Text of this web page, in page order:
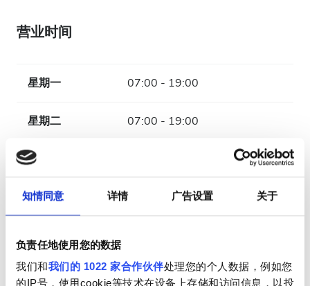
知情同意 详情 广告设置 关于
负责任地使用您的数据
我们和我们的 1022 家合作伙伴处理您的个人数据，例如您
的IP号，使用cookie等技术在设备上存储和访问信息，以投
营业时间
星期一 07:00 - 19:00
星期二 07:00 - 19:00
星期三
星期四 07:00 - 19:00
星期五
星期六 07:00 - 19:00